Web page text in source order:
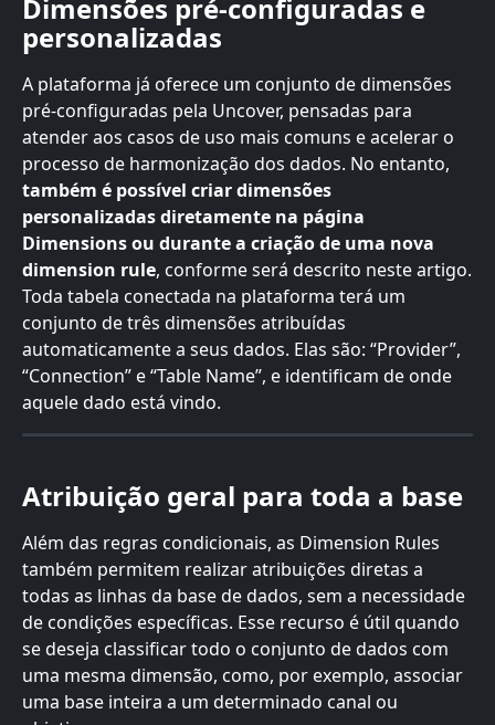
Dimensões pré-configuradas e
personalizadas
A plataforma já oferece um conjunto de dimensões
pré-configuradas pela Uncover, pensadas para
atender aos casos de uso mais comuns e acelerar o
processo de harmonização dos dados. No entanto,
também é possível criar dimensões
personalizadas diretamente na página
Dimensions ou durante a criação de uma nova
dimension rule, conforme será descrito neste artigo.
Toda tabela conectada na plataforma terá um
conjunto de três dimensões atribuídas
automaticamente a seus dados. Elas são: “Provider”,
“Connection” e “Table Name”, e identificam de onde
aquele dado está vindo.
Atribuição geral para toda a base
Além das regras condicionais, as Dimension Rules
também permitem realizar atribuições diretas a
todas as linhas da base de dados, sem a necessidade
de condições específicas. Esse recurso é útil quando
se deseja classificar todo o conjunto de dados com
uma mesma dimensão, como, por exemplo, associar
uma base inteira a um determinado canal ou